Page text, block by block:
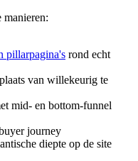
manieren:
pillarpagina's rond echt
van willekeurig te
mid- en bottom-funnel
journey
diepte op de site